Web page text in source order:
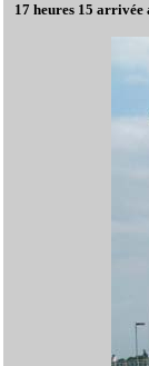
17 heures 15 arrivée